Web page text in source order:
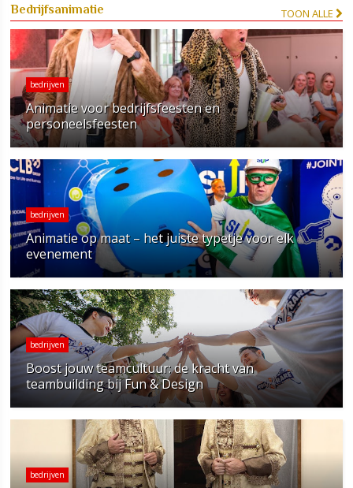
Bedrijfsanimatie TOON ALLE
bedrijven
Animatie voor bedrijfsfeesten en
personeelsfeesten
bedrijven
Animatie op maat – het juiste typetje voor elk
evenement
bedrijven
Boost jouw teamcultuur: de kracht van
teambuilding bij Fun & Design
bedrijven